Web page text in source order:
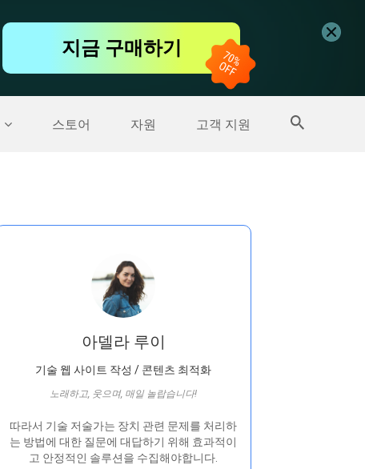
지금 구매하기
스토어 자원 고객 지원
더 많은 제품
아델라 루이
기술 웹 사이트 작성 / 콘텐츠 최적화
노래하고, 웃으며, 매일 놀랍습니다!
따라서 기술 저술가는 장치 관련 문제를 처리하
는 방법에 대한 질문에 대답하기 위해 효과적이
고 안정적인 솔루션을 수집해야합니다.